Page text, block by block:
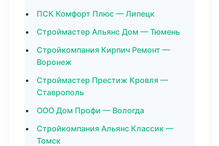
ПСК Комфорт Плюс — Липецк
Строймастер Альянс Дом — Тюмень
Стройкомпания Кирпич Ремонт —
Воронеж
Строймастер Престиж Кровля —
Ставрополь
ООО Дом Профи — Вологда
Стройкомпания Альянс Классик —
Томск